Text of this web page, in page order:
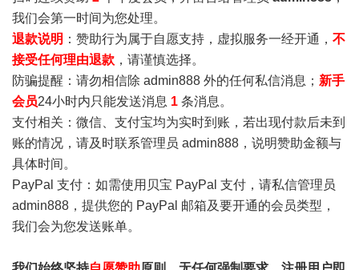
我们会第一时间为您处理。
退款说明 ：赞助行为属于自愿支持，虚拟服务一经开通， 不
接受任何理由退款 ，请谨慎选择。
防骗提醒：请勿相信除 admin888 外的任何私信消息； 新手
会员24小时内只能发送消息 1 条消息。
支付相关：微信、支付宝均为实时到账，若出现付款后未到
账的情况，请及时联系管理员 admin888，说明赞助金额与
具体时间。
PayPal 支付：如需使用贝宝 PayPal 支付，请私信管理员
admin888，提供您的 PayPal 邮箱及要开通的会员类型，
我们会为您发送账单。